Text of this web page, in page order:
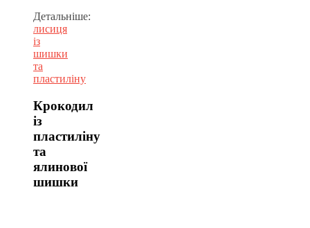
Детальніше:
лисиця
із
шишки
та
пластиліну
Крокодил
із
пластиліну
та
ялинової
шишки